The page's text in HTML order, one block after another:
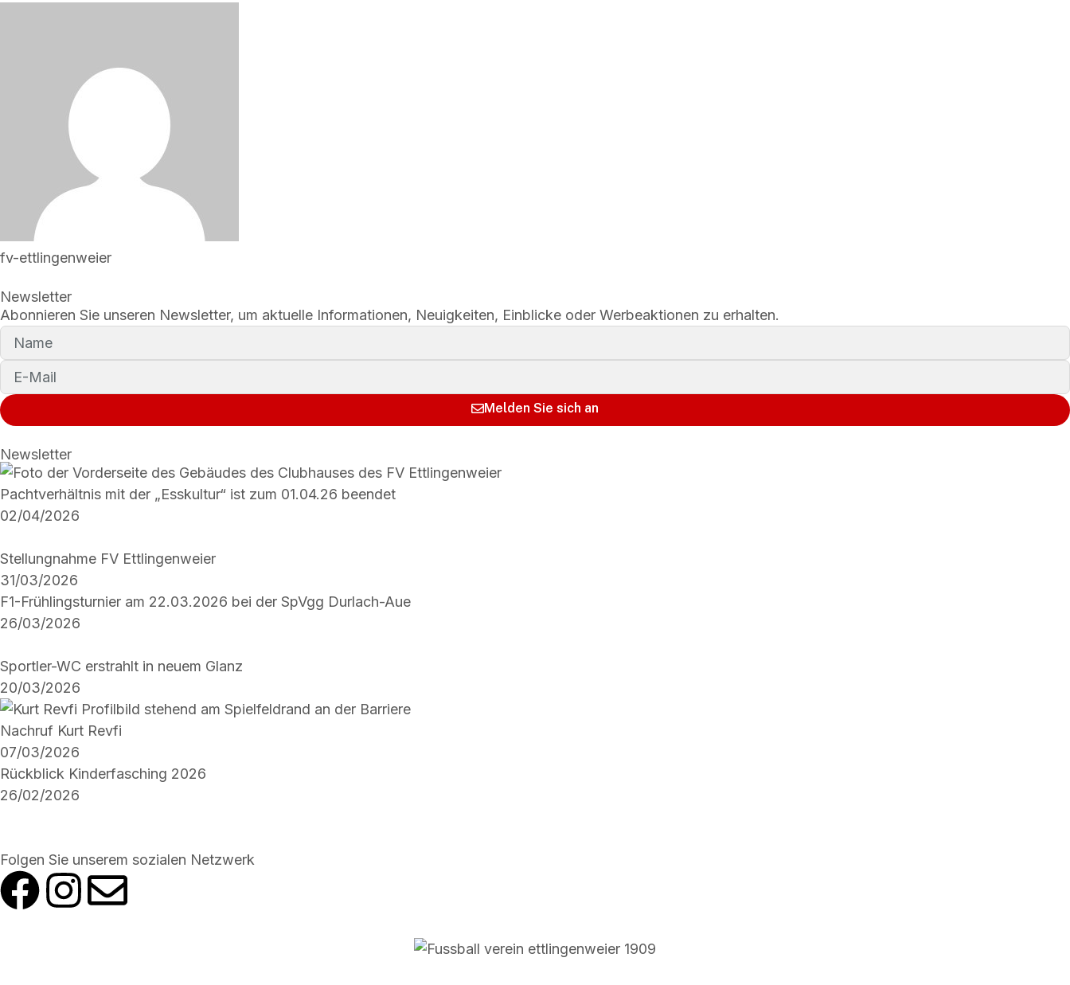
fv-ettlingenweier
Newsletter
Abonnieren Sie unseren Newsletter, um aktuelle Informationen, Neuigkeiten, Einblicke oder Werbeaktionen zu erhalten.
Melden Sie sich an
Newsletter
Pachtverhältnis mit der „Esskultur“ ist zum 01.04.26 beendet
02/04/2026
Stellungnahme FV Ettlingenweier
31/03/2026
F1-Frühlingsturnier am 22.03.2026 bei der SpVgg Durlach-Aue
26/03/2026
Sportler-WC erstrahlt in neuem Glanz
20/03/2026
Nachruf Kurt Revfi
07/03/2026
Rückblick Kinderfasching 2026
26/02/2026
Folgen Sie unserem sozialen Netzwerk